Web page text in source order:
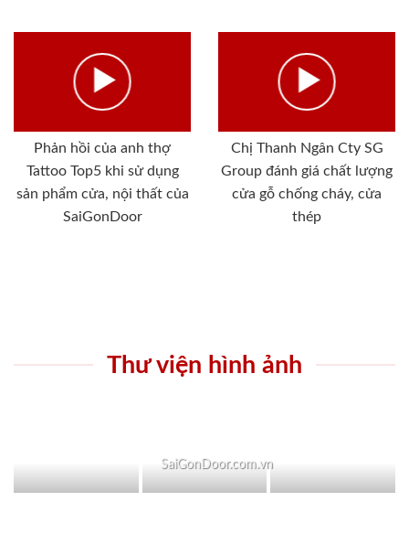
Phản hồi của anh thợ
Tattoo Top5 khi sử dụng
sản phẩm cửa, nội thất của
SaiGonDoor
Chị Thanh Ngân Cty SG
Group đánh giá chất lượng
cửa gỗ chống cháy, cửa
thép
Thư viện hình ảnh
SaiGonDoor.com.vn